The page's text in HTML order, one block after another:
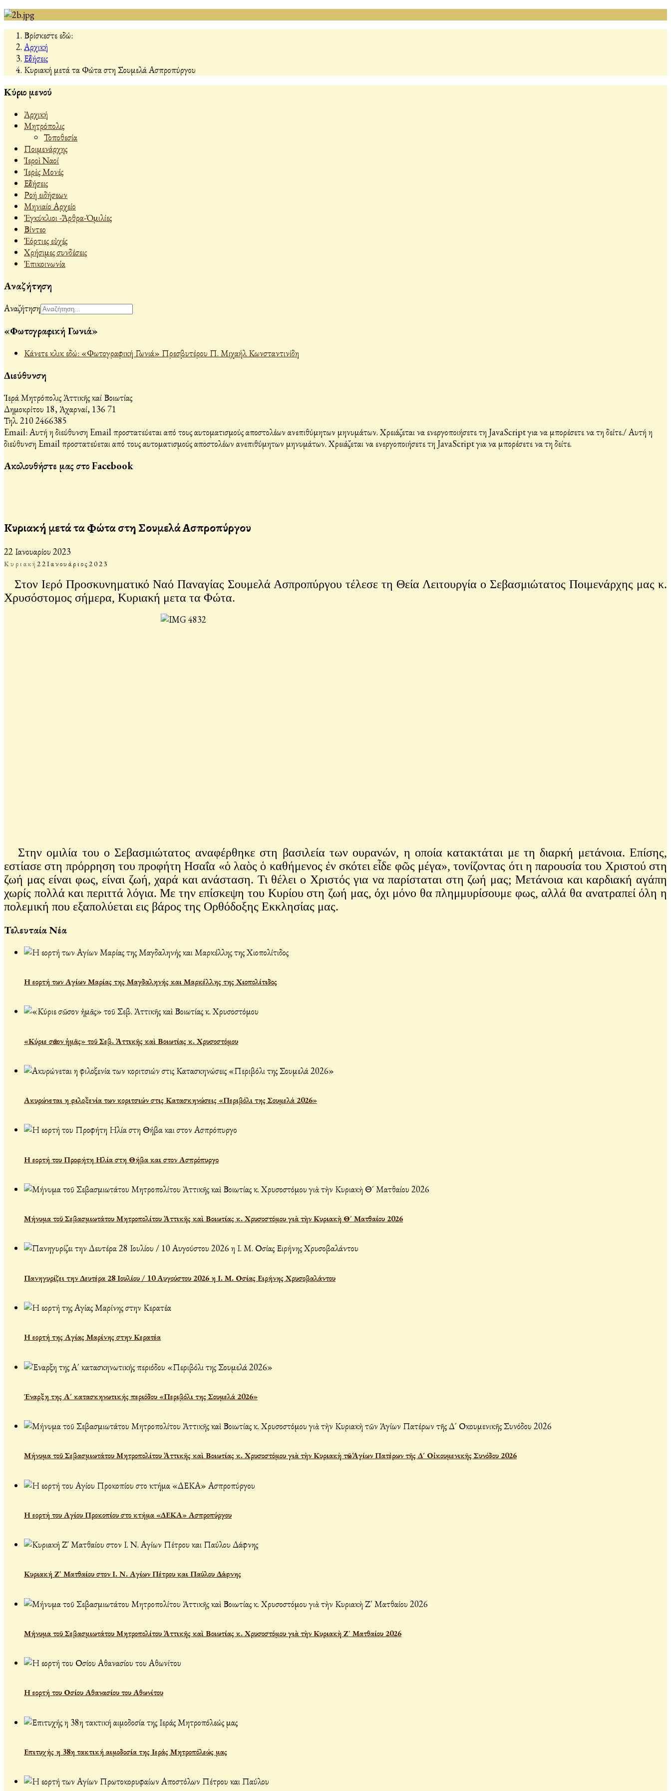
Βρίσκεστε εδώ:
Αρχική
Εἰδήσεις
Κυριακή μετά τα Φώτα στη Σουμελά Ασπροπύργου
Κύριο μενού
Ἀρχική
Μητρόπολις
Τοποθεσία
Ποιμενάρχης
Ἱεροὶ Ναοί
Ἱερὲς Μονές
Εἰδήσεις
Ροή ειδήσεων
Μηνιαίο Αρχείο
Ἐγκύκλιοι -Ἄρθρα-Ὁμιλίες
Βίντεο
Ἐόρτιες εὐχές
Χρήσιμες συνδέσεις
Ἐπικοινωνία
Αναζήτηση
Αναζήτηση
«Φωτογραφική Γωνιά»
Κάνετε κλικ εδώ: «Φωτογραφική Γωνιά» Πρεσβυτέρου Π. Μιχαήλ Κωνσταντινίδη
Διεύθυνση
Ἱερά Μητρόπολις Ἀττικῆς καί Βοιωτίας
Δημοκρίτου 18, Ἀχαρναί, 136 71
Τηλ. 210 2466385
Email: Αυτή η διεύθυνση Email προστατεύεται από τους αυτοματισμούς αποστολέων ανεπιθύμητων μηνυμάτων. Χρειάζεται να ενεργοποιήσετε τη JavaScript για να μπορέσετε να τη δείτε./Αυτή η
διεύθυνση Email προστατεύεται από τους αυτοματισμούς αποστολέων ανεπιθύμητων μηνυμάτων. Χρειάζεται να ενεργοποιήσετε τη JavaScript για να μπορέσετε να τη δείτε.
Ακολουθήστε μας στο Facebook
Κυριακή μετά τα Φώτα στη Σουμελά Ασπροπύργου
22 Ιανουαρίου 2023
Κυριακή22Ιανουάριος2023
Στον Ιερό Προσκυνηματικό Ναό Παναγίας Σουμελά Ασπροπύργου τέλεσε τη Θεία Λειτουργία ο Σεβασμιώτατος Ποιμενάρχης μας κ.
Χρυσόστομος σήμερα, Κυριακή μετα τα Φώτα.
Στην ομιλία του ο Σεβασμιώτατος αναφέρθηκε στη βασιλεία των ουρανών, η οποία κατακτάται με τη διαρκή μετάνοια. Επίσης,
εστίασε στη πρόρρηση του προφήτη Ησαΐα «ὁ λαὸς ὁ καθήμενος ἐν σκότει εἶδε φῶς μέγα», τονίζοντας ότι η παρουσία του Χριστού στη
ζωή μας είναι φως, είναι ζωή, χαρά και ανάσταση. Τι θέλει ο Χριστός για να παρίσταται στη ζωή μας; Μετάνοια και καρδιακή αγάπη
χωρίς πολλά και περιττά λόγια. Με την επίσκεψη του Κυρίου στη ζωή μας, όχι μόνο θα πλημμυρίσουμε φως, αλλά θα ανατραπεί όλη η
πολεμική που εξαπολύεται εις βάρος της Ορθόδοξης Εκκλησίας μας.
Τελευταία Νέα
Η εορτή των Αγίων Μαρίας της Μαγδαληνής και Μαρκέλλης της Χιοπολίτιδος
«Κύριε σῶσον ἡμᾶς» τοῦ Σεβ. Ἀττικῆς καὶ Βοιωτίας κ. Χρυσοστόμου
Ακυρώνεται η φιλοξενία των κοριτσιών στις Κατασκηνώσεις «Περιβόλι της Σουμελά 2026»
Η εορτή του Προφήτη Ηλία στη Θήβα και στον Ασπρόπυργο
Μήνυμα τοῦ Σεβασμιωτάτου Μητροπολίτου Ἀττικῆς καὶ Βοιωτίας κ. Χρυσοστόμου γιὰ τὴν Κυριακὴ Θ´ Ματθαίου 2026
Πανηγυρίζει την Δευτέρα 28 Ιουλίου / 10 Αυγούστου 2026 η Ι. Μ. Οσίας Ειρήνης Χρυσοβαλάντου
Η εορτή της Αγίας Μαρίνης στην Κερατέα
Έναρξη της Α´ κατασκηνωτικής περιόδου «Περιβόλι της Σουμελά 2026»
Μήνυμα τοῦ Σεβασμιωτάτου Μητροπολίτου Ἀττικῆς καὶ Βοιωτίας κ. Χρυσοστόμου γιὰ τὴν Κυριακὴ τῶν Ἁγίων Πατέρων τῆς Δ´ Οἰκουμενικῆς Συνόδου 2026
Η εορτή του Αγίου Προκοπίου στο κτήμα «ΔΕΚΑ» Ασπροπύργου
Κυριακή Ζ' Ματθαίου στον Ι. Ν. Αγίων Πέτρου και Παύλου Δάφνης
Μήνυμα τοῦ Σεβασμιωτάτου Μητροπολίτου Ἀττικῆς καὶ Βοιωτίας κ. Χρυσοστόμου γιὰ τὴν Κυριακὴ Ζ΄ Ματθαίου 2026
Η εορτή του Οσίου Αθανασίου του Αθωνίτου
Επιτυχής η 38η τακτική αιμοδοσία της Ιεράς Μητροπόλεώς μας